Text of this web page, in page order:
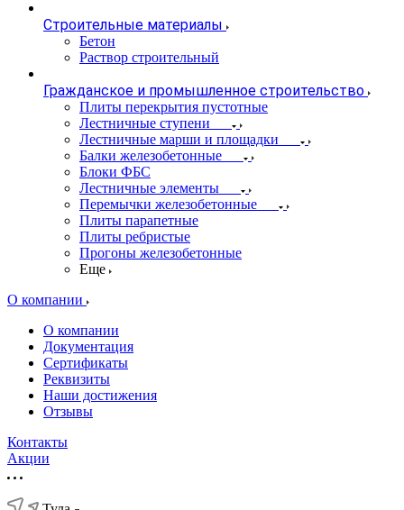
Строительные материалы
Бетон
Раствор строительный
Гражданское и промышленное строительство
Плиты перекрытия пустотные
Лестничные ступени
Лестничные марши и площадки
Балки железобетонные
Блоки ФБС
Лестничные элементы
Перемычки железобетонные
Плиты парапетные
Плиты ребристые
Прогоны железобетонные
Еще
О компании
О компании
Документация
Сертификаты
Реквизиты
Наши достижения
Отзывы
Контакты
Акции